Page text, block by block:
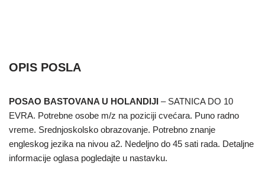
OPIS POSLA
POSAO BASTOVANA U HOLANDIJI – SATNICA DO 10
EVRA. Potrebne osobe m/z na poziciji cvećara. Puno radno
vreme. Srednjoskolsko obrazovanje. Potrebno znanje
engleskog jezika na nivou a2. Nedeljno do 45 sati rada. Detaljne
informacije oglasa pogledajte u nastavku.